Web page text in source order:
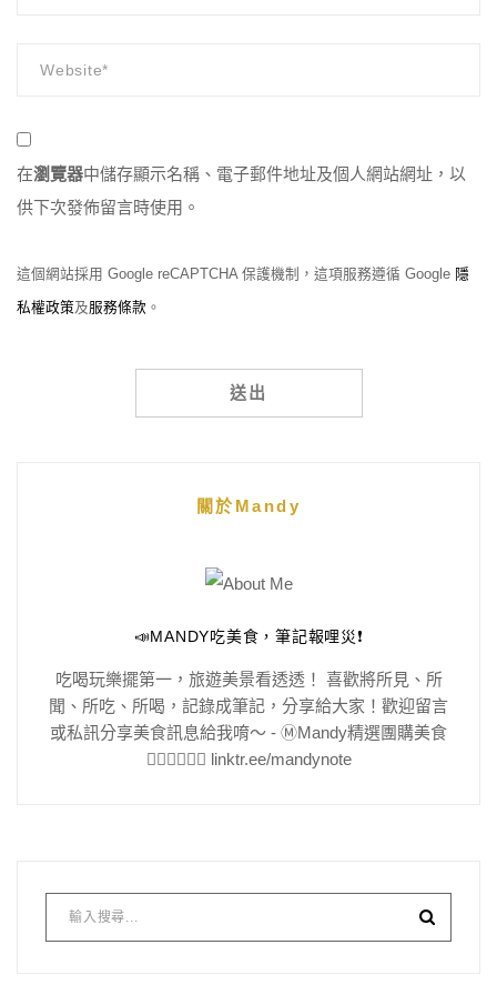
在瀏覽器中儲存顯示名稱、電子郵件地址及個人網站網址，以
供下次發佈留言時使用。
這個網站採用 Google reCAPTCHA 保護機制，這項服務遵循 Google 隱
私權政策及服務條款 。
關於Mandy
📣MANDY吃美食，筆記報哩災❗️
吃喝玩樂擺第一，旅遊美景看透透！ 喜歡將所見、所
聞、所吃、所喝，記錄成筆記，分享給大家！歡迎留言
或私訊分享美食訊息給我唷～ - Ⓜ️Mandy精選團購美食
👇🏻👇🏻👇🏻 linktr.ee/mandynote